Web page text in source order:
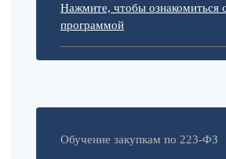
Нажмите, чтобы ознакомиться с
программой
Обучение закупкам по 223-ФЗ